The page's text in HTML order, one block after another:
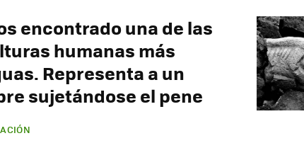
encontrado una de las
humanas más
Representa a un
sujetándose el pene